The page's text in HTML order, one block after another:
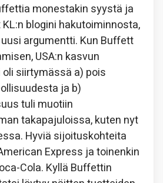
monestakin syystä ja
blogini hakutoiminnosta,
argumentti. Kun Buffett
USA:n kasvun
siirtymässä a) pois
ja b)
tuli muotiin
takapajuloissa, kuten nyt
Hyviä sijoituskohteita
Express ja toinenkin
Cola. Kyllä Buffettin